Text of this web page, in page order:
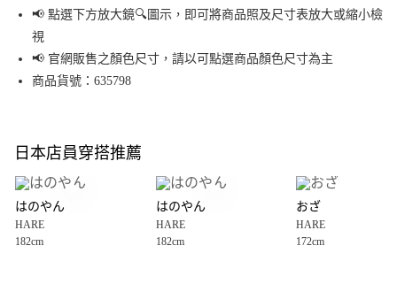
Apple Pay
街口支付
悠遊付
全盈+PAY
大哥付你分期
【大哥付你分期使用說明】
1.本服務由台灣大哥大提供，台灣大哥大用戶可立即使用無須另外申請。
2.付款方式選擇「大哥付你分期」，訂單成立後會自動跳轉到大哥付的交易
AFTEE先享後付
📢 點選下方放大鏡🔍圖示，即可將商品照及尺寸表放大或縮小檢
視
📢 官網販售之顏色尺寸，請以可點選商品顏色尺寸為主
商品貨號：635798
日本店員穿搭推薦
はのやん
HARE
182cm
はのやん
HARE
182cm
おざ
HARE
172cm